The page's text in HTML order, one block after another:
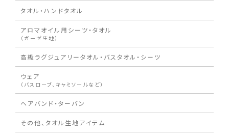
タオル・ハンドタオル
アロマオイル用シーツ・タオル
（ガーゼ生地）
高級ラグジュアリータオル・バスタオル・シーツ
ウェア
（バスローブ、キャミソールなど）
ヘアバンド・ターバン
その他、タオル生地アイテム